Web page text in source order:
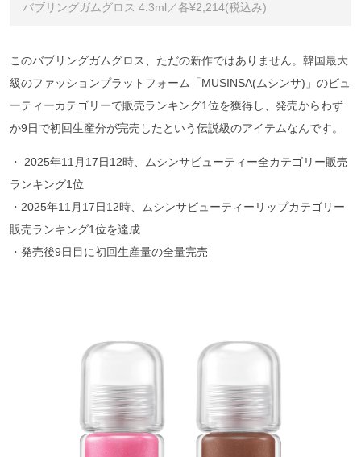
バブリングガムグロス 4.3ml／各¥2,214(税込み)
このバブリングガムグロス、ただの新作ではありません。韓国最大
級のファッションプラットフォーム「MUSINSA(ムシンサ)」のビュ
ーティーカテゴリーで販売ランキング1位を獲得し、発売からわず
か9日で初回生産分が完売したという伝説級のアイテムなんです。
・ 2025年11月17日12時、ムシンサビューティー全カテゴリー販売
ランキング1位
・2025年11月17日12時、ムシンサビューティーリップカテゴリー
販売ランキング1位を達成
・発売後9日目に初回生産量の全量完売